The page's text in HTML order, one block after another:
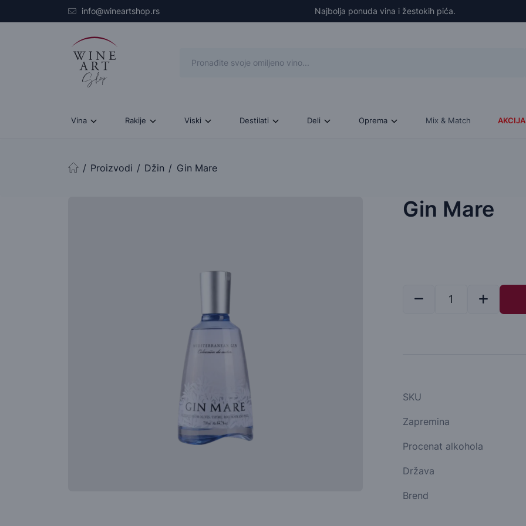
Skip to main contentinfo@wineartshop.rs Najbolja ponuda vina i žestokih pića.
Vina Rakije Viski Destilati Deli Oprema Mix & Match AKCIJA
Početna stranica
Proizvodi Džin Gin Mare
Gin Mare
SKU
Zapremina
Procenat alkohola
Država
Brend